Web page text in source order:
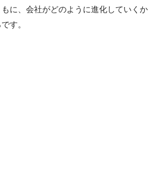
に、会社がどのように進化していくか
す。